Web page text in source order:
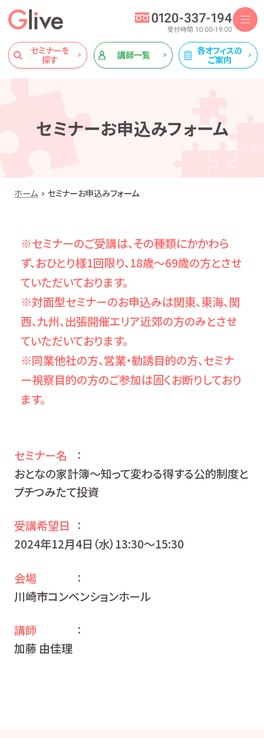
セミナーを
探す
講師一覧
各オフィスの
ご案内
セミナーお申込みフォーム
ホーム セミナーお申込みフォーム
※セミナーのご受講は、その種類にかかわら
ず、おひとり様1回限り、18歳～69歳の方とさせ
ていただいております。
※対面型セミナーのお申込みは関東、東海、関
西、九州、出張開催エリア近郊の方のみとさせ
ていただいております。
※同業他社の方、営業・勧誘目的の方、セミナ
ー視察目的の方のご参加は固くお断りしており
ます。
セミナー名 ：
おとなの家計簿～知って変わる得する公的制度と
プチつみたて投資
受講希望日 ：
2024年12月4日（水）13:30〜15:30
会場 ：
川崎市コンベンションホール
講師 ：
加藤 由佳理